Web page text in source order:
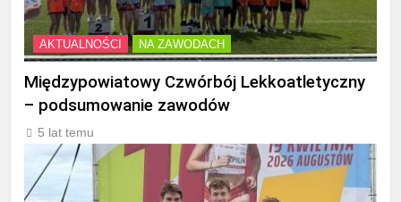
AKTUALNOŚCI NA ZAWODACH
Międzypowiatowy Czwórbój Lekkoatletyczny
– podsumowanie zawodów
5 lat temu